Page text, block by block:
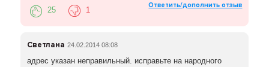
Ответить/дополнить отзыв
25 1
Светлана 24.02.2014 08:08
адрес указан неправильный. исправьте на народного